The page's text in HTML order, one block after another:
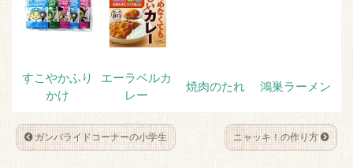
すこやかふり
かけ
エーラベルカ
レー
焼肉のたれ 鴻巣ラーメン
ガンバライドコーナーの小学生 ニャッキ！の作り方